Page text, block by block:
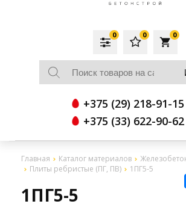
local_grocery_store
0
0
0
+375 (29) 218-91-15
+375 (33) 622-90-62
Главная Каталог материалов
Плиты ребристые (ПГ, ПВ)
1ПГ5-5
1ПГ5-5